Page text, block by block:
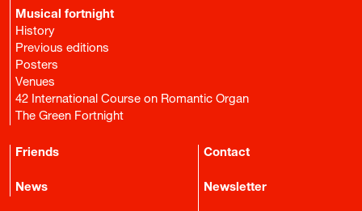
Musical fortnight
History
Previous editions
Posters
Venues
42 International Course on Romantic Organ
The Green Fortnight
Friends
News
Contact
Newsletter